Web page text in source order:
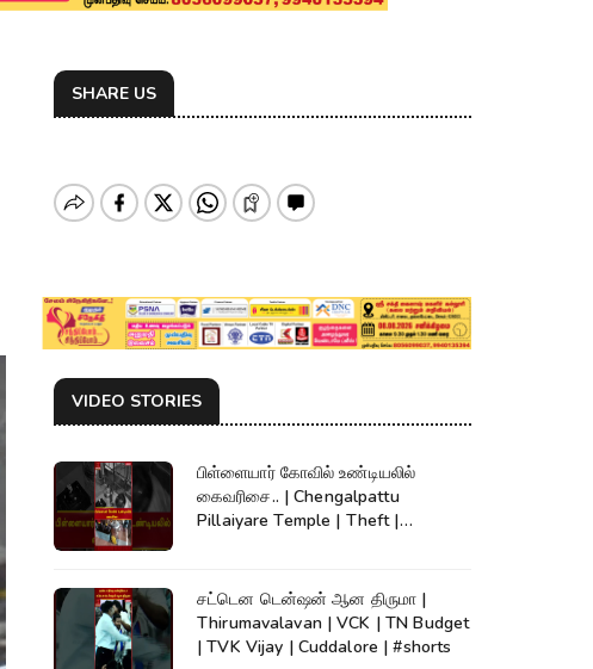
SHARE US
VIDEO STORIES
பிள்ளையார் கோவில் உண்டியலில்
கைவரிசை.. | Chengalpattu
Pillaiyare Temple | Theft |
சட்டென டென்ஷன் ஆன திருமா |
Thirumavalavan | VCK | TN Budget
| TVK Vijay | Cuddalore | #shorts